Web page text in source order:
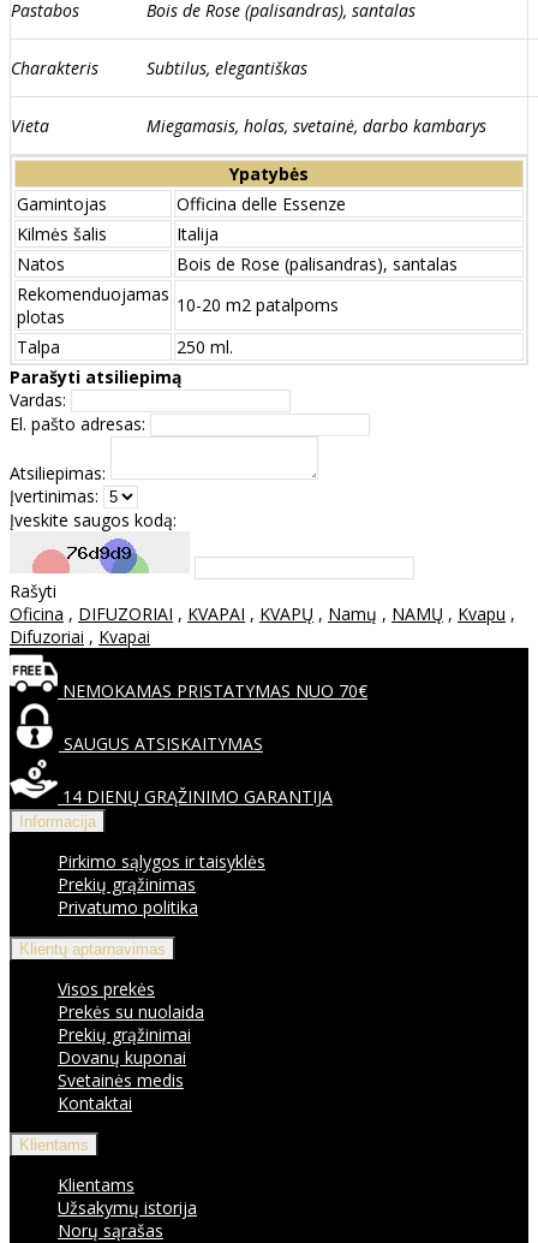
Pastabos Bois de Rose (palisandras), santalas
Charakteris Subtilus, elegantiškas
Vieta Miegamasis, holas, svetainė, darbo kambarys
Ypatybės
Gamintojas
Officina delle Essenze
Kilmės šalis
Italija
Natos
Bois de Rose (palisandras), santalas
Rekomenduojamas
plotas
10-20 m2 patalpoms
Talpa
250 ml.
Parašyti atsiliepimą
Vardas:
El. pašto adresas:
Atsiliepimas:
Įvertinimas:
Įveskite saugos kodą:
Rašyti
Oficina , DIFUZORIAI , KVAPAI , KVAPŲ , Namų , NAMŲ , Kvapu ,
Difuzoriai , Kvapai
NEMOKAMAS PRISTATYMAS NUO 70€
SAUGUS ATSISKAITYMAS
14 DIENŲ GRĄŽINIMO GARANTIJA
Informacija
Pirkimo sąlygos ir taisyklės
Prekių grąžinimas
Privatumo politika
Klientų aptarnavimas
Visos prekės
Prekės su nuolaida
Prekių grąžinimai
Dovanų kuponai
Svetainės medis
Kontaktai
Klientams
Klientams
Užsakymų istorija
Norų sąrašas